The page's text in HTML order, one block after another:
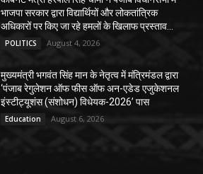
भाजपा सरकार द्वारा विद्यार्थियों और लोकतांत्रिक
अधिकारों पर किए जा रहे हमलों के खिलाफ प्रस्ताव...
POLITICS August 4, 2026
मुख्यमंत्री भगवंत सिंह मान के नेतृत्व में मंत्रिमंडल द्वारा
‘पंजाब रेगुलेशन ऑफ फीस ऑफ अन-एडेड एजुकेशनल
इंस्टीट्यूशंस (संशोधन) विधेयक-2026’ पास
Education August 6, 2026